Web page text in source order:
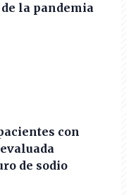
la pandemia
con
de sodio